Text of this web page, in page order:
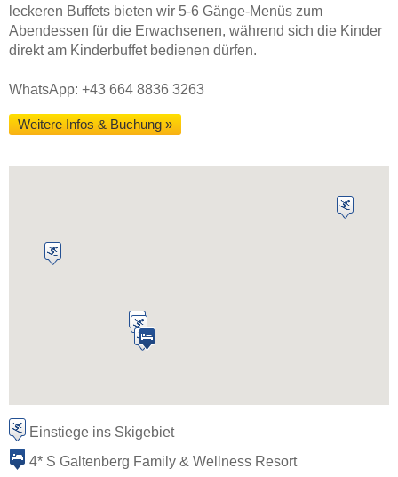
leckeren Buffets bieten wir 5-6 Gänge-Menüs zum
Abendessen für die Erwachsenen, während sich die Kinder
direkt am Kinderbuffet bedienen dürfen.
WhatsApp: +43 664 8836 3263
Weitere Infos & Buchung »
Einstiege ins Skigebiet
4* S Galtenberg Family & Wellness Resort